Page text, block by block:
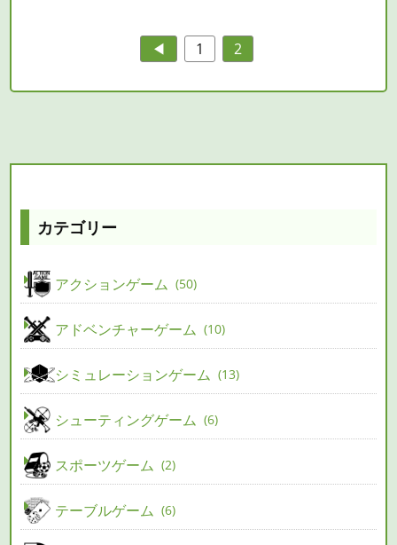
◀︎ 1 2
カテゴリー
アクションゲーム 50
アドベンチャーゲーム 10
シミュレーションゲーム 13
シューティングゲーム 6
スポーツゲーム 2
テーブルゲーム 6